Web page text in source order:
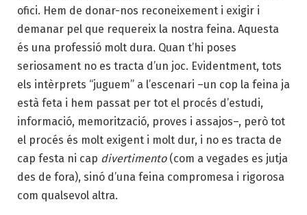
ofici. Hem de donar-nos reconeixement i exigir i
demanar pel que requereix la nostra feina. Aquesta
és una professió molt dura. Quan t’hi poses
seriosament no es tracta d’un joc. Evidentment, tots
els intèrprets “juguem” a l’escenari –un cop la feina ja
està feta i hem passat per tot el procés d’estudi,
informació, memorització, proves i assajos–, però tot
el procés és molt exigent i molt dur, i no es tracta de
cap festa ni cap divertimento(com a vegades es jutja
des de fora), sinó d’una feina compromesa i rigorosa
com qualsevol altra.